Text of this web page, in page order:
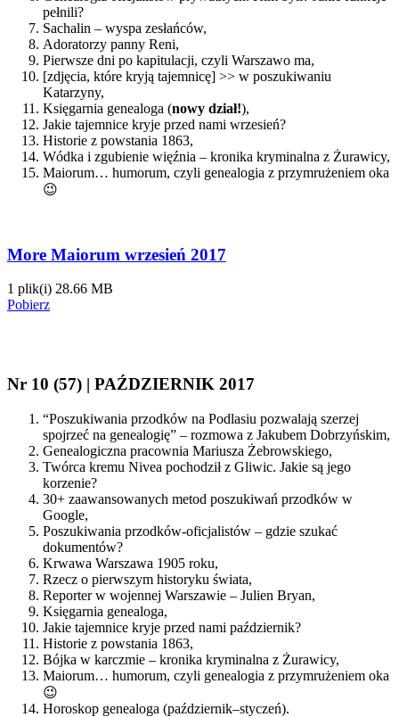
pełnili?
Sachalin – wyspa zesłańców,
Adoratorzy panny Reni,
Pierwsze dni po kapitulacji, czyli Warszawo ma,
[zdjęcia, które kryją tajemnicę] >> w poszukiwaniu
Katarzyny,
Księgarnia genealoga (nowy dział!),
Jakie tajemnice kryje przed nami wrzesień?
Historie z powstania 1863,
Wódka i zgubienie więźnia – kronika kryminalna z Żurawicy,
Maiorum… humorum, czyli genealogia z przymrużeniem oka
😉
More Maiorum wrzesień 2017
1 plik(i) 28.66 MB
Pobierz
Nr 10 (57) | PAŹDZIERNIK 2017
“Poszukiwania przodków na Podlasiu pozwalają szerzej
spojrzeć na genealogię” – rozmowa z Jakubem Dobrzyńskim,
Genealogiczna pracownia Mariusza Żebrowskiego,
Twórca kremu Nivea pochodził z Gliwic. Jakie są jego
korzenie?
30+ zaawansowanych metod poszukiwań przodków w
Google,
Poszukiwania przodków-oficjalistów – gdzie szukać
dokumentów?
Krwawa Warszawa 1905 roku,
Rzecz o pierwszym historyku świata,
Reporter w wojennej Warszawie – Julien Bryan,
Księgarnia genealoga,
Jakie tajemnice kryje przed nami październik?
Historie z powstania 1863,
Bójka w karczmie – kronika kryminalna z Żurawicy,
Maiorum… humorum, czyli genealogia z przymrużeniem oka
😉
Horoskop genealoga (październik–styczeń).